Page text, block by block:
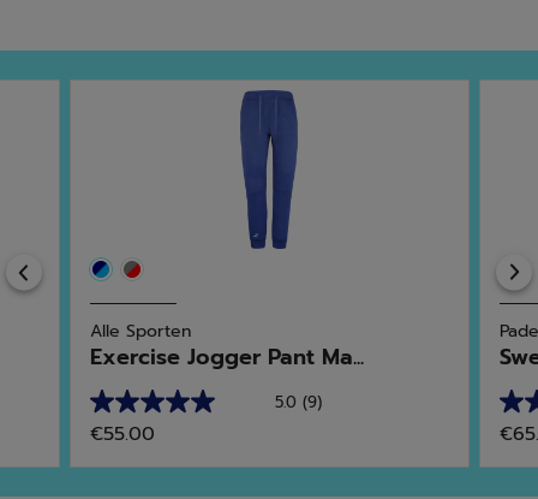
Previous
Alle Sporten
Exercise Jogger Pant Ma...
5.0 (9)
5.0
van
de
€55.00
4.0
van
de